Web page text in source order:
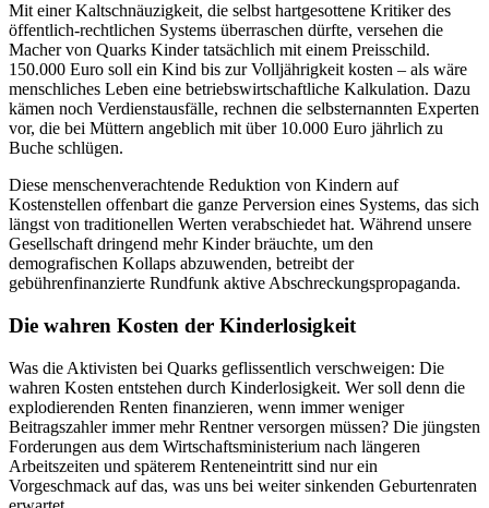
Mit einer Kaltschnäuzigkeit, die selbst hartgesottene Kritiker des
öffentlich-rechtlichen Systems überraschen dürfte, versehen die
Macher von Quarks Kinder tatsächlich mit einem Preisschild.
150.000 Euro soll ein Kind bis zur Volljährigkeit kosten – als wäre
menschliches Leben eine betriebswirtschaftliche Kalkulation. Dazu
kämen noch Verdienstausfälle, rechnen die selbsternannten Experten
vor, die bei Müttern angeblich mit über 10.000 Euro jährlich zu
Buche schlügen.
Diese menschenverachtende Reduktion von Kindern auf
Kostenstellen offenbart die ganze Perversion eines Systems, das sich
längst von traditionellen Werten verabschiedet hat. Während unsere
Gesellschaft dringend mehr Kinder bräuchte, um den
demografischen Kollaps abzuwenden, betreibt der
gebührenfinanzierte Rundfunk aktive Abschreckungspropaganda.
Die wahren Kosten der Kinderlosigkeit
Was die Aktivisten bei Quarks geflissentlich verschweigen: Die
wahren Kosten entstehen durch Kinderlosigkeit. Wer soll denn die
explodierenden Renten finanzieren, wenn immer weniger
Beitragszahler immer mehr Rentner versorgen müssen? Die jüngsten
Forderungen aus dem Wirtschaftsministerium nach längeren
Arbeitszeiten und späterem Renteneintritt sind nur ein
Vorgeschmack auf das, was uns bei weiter sinkenden Geburtenraten